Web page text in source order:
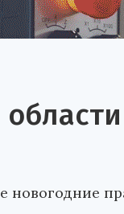
новогодние